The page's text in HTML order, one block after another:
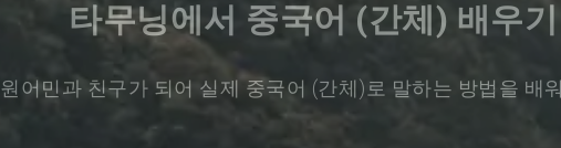
타무닝에서 중국어 (간체) 배우기
원어민과 친구가 되어 실제 중국어 (간체)로 말하는 방법을 배